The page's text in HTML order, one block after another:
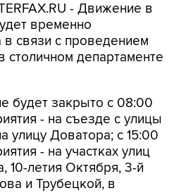
- Движение в
временно
в связи с проведением
столичном департаменте
будет закрыто с 08:00
- на съезде с улицы
улицу Доватора; с 15:00
- на участках улиц
10-летия Октября, 3-й
и Трубецкой, в